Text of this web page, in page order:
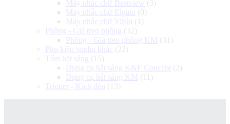
Máy nhắc chữ Bestview (3)
Máy nhắc chữ Elgato (0)
Máy nhắc chữ YiShi
(1)
Phông - Giá treo phông (32)
Phông - Giá treo phông KM (31)
Phụ kiện studio khác (22)
Tấm hắt sáng (15)
Dụng cụ hắt sáng K&F Concept (2)
Dụng cụ hắt sáng KM (11)
Trigger - Kích đèn
(13)